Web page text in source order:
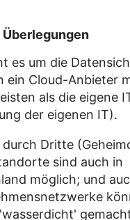
Überlegungen
es um die
ein Cloud-Anbieter
als die eigene
der eigenen IT).
Dritte
sind auch in
möglich; und